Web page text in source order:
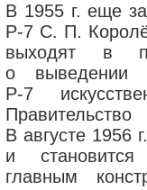
В 1955 г. еще
Р-7 С. П.
выходят в
о выведении
Р-7
В августе 1956
и становится
главным